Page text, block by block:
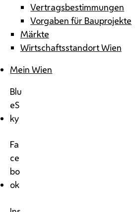
Vertragsbestimmungen
Vorgaben für Bauprojekte
Märkte
Wirtschaftsstandort Wien
Mein Wien
Blu
eS
ky
Fa
ce
bo
ok